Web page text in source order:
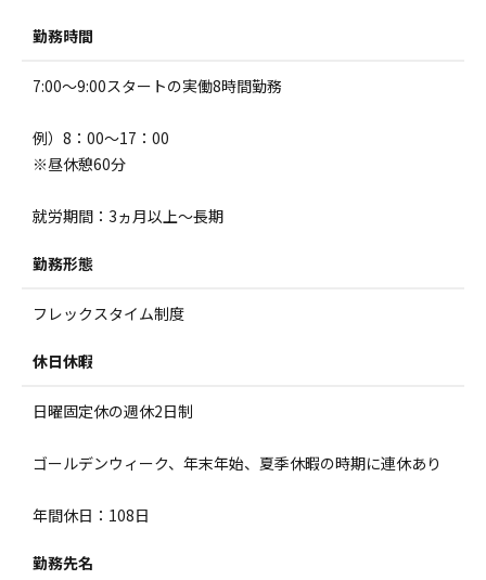
勤務時間
7:00～9:00スタートの実働8時間勤務
例）8：00～17：00
※昼休憩60分
就労期間：3ヵ月以上～長期
勤務形態
フレックスタイム制度
休日休暇
日曜固定休の週休2日制
ゴールデンウィーク、年末年始、夏季休暇の時期に連休あり
年間休日：108日
勤務先名